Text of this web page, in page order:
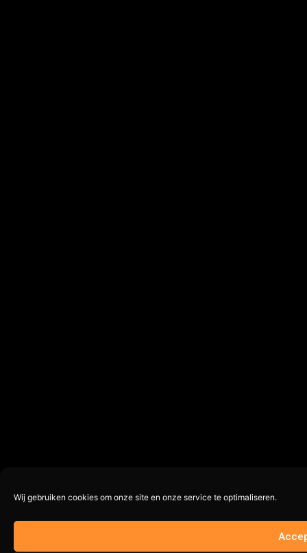
Wij gebruiken cookies om onze site en onze service te optimaliseren.
Op voorraad